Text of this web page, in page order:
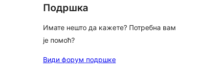
Подршка
Имате нешто да кажете? Потребна вам
је помоћ?
Види форум подршке